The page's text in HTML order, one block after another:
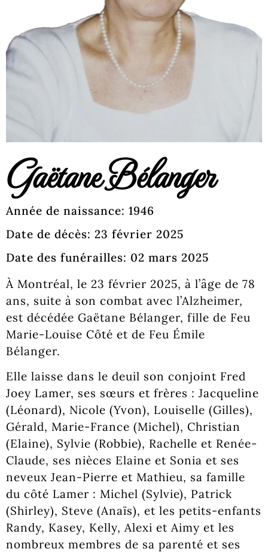
Gaëtane Bélanger
Année de naissance: 1946
Date de décès: 23 février 2025
Date des funérailles: 02 mars 2025
À Montréal, le 23 février 2025, à l’âge de 78
ans, suite à son combat avec l’Alzheimer,
est décédée Gaëtane Bélanger, fille de Feu
Marie-Louise Côté et de Feu Émile
Bélanger.
Elle laisse dans le deuil son conjoint Fred
Joey Lamer, ses sœurs et frères : Jacqueline
(Léonard), Nicole (Yvon), Louiselle (Gilles),
Gérald, Marie-France (Michel), Christian
(Elaine), Sylvie (Robbie), Rachelle et Renée-
Claude, ses nièces Elaine et Sonia et ses
neveux Jean-Pierre et Mathieu, sa famille
du côté Lamer : Michel (Sylvie), Patrick
(Shirley), Steve (Anaïs), et les petits-enfants
Randy, Kasey, Kelly, Alexi et Aimy et les
nombreux membres de sa parenté et ses